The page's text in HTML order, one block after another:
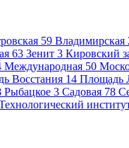
59 Владимирская
63 Зенит 3 Кировский
Международная 50
Восстания 14 Площадь
Рыбацкое 3 Садовая 78